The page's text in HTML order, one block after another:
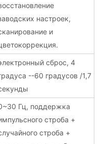
настроек,
и
сброс, 4
--60 градусов /1,7
Гц, поддержка
строба +
строба +